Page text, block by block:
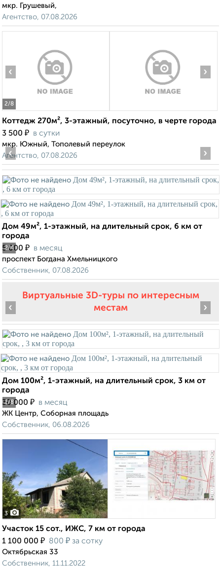
мкр. Грушевый,
Агентство, 07.08.2026
2/8
‹ ›
Коттедж 270м², 3-этажный, посуточно, в черте города
3 500 ₽ в сутки
мкр. Южный, Тополевый переулок
Агентство, 07.08.2026
2/4
‹ ›
Дом 49м², 1-этажный, на длительный срок, 6 км от
города
5 000 ₽ в месяц
проспект Богдана Хмельницкого
Собственник, 07.08.2026
Виртуальные 3D-туры по интересным
местам
2/8
‹ ›
Дом 100м², 1-этажный, на длительный срок, 3 км от
города
30 000 ₽ в месяц
ЖК Центр, Соборная площадь
Собственник, 06.08.2026
3
Участок 15 сот., ИЖС, 7 км от города
1 100 000 ₽ 800 ₽ за сотку
Октябрьская 33
Собственник, 11.11.2022